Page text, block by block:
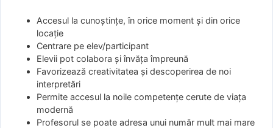
Accesul la cunoștințe, în orice moment și din orice
locație
Centrare pe elev/participant
Elevii pot colabora și învăța împreună
Favorizează creativitatea și descoperirea de noi
interpretări
Permite accesul la noile competențe cerute de viața
modernă
Profesorul se poate adresa unui număr mult mai mare